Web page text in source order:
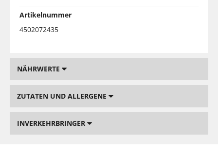
Artikelnummer
4502072435
NÄHRWERTE
ZUTATEN UND ALLERGENE
INVERKEHRBRINGER